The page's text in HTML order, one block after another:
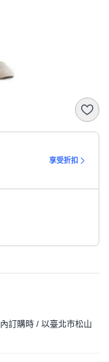
享受折扣
內訂購時 / 以臺北市松山